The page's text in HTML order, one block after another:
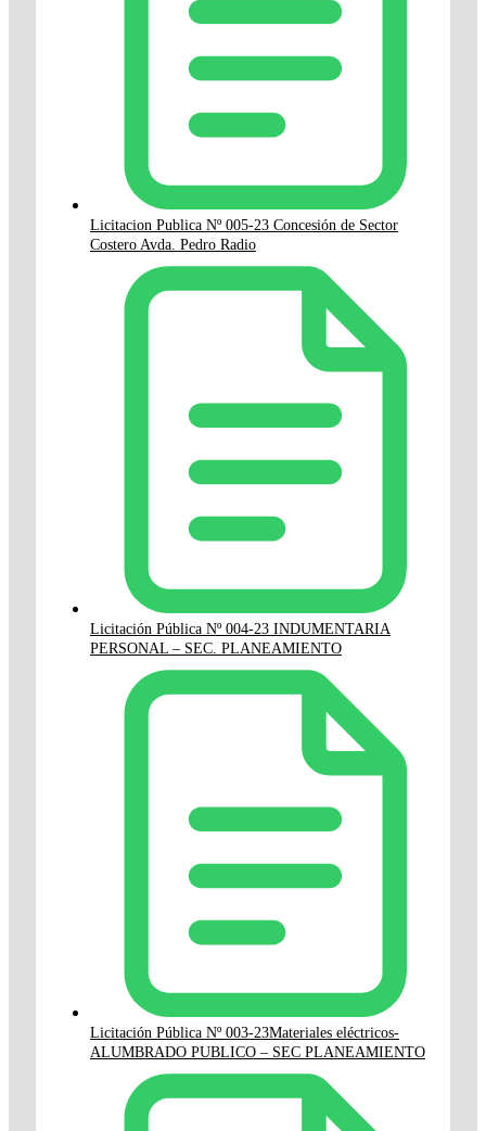
Licitacion Publica Nº 005-23 Concesión de Sector
Costero Avda. Pedro Radio
Licitación Pública Nº 004-23 INDUMENTARIA
PERSONAL – SEC. PLANEAMIENTO
Licitación Pública Nº 003-23Materiales eléctricos-
ALUMBRADO PUBLICO – SEC PLANEAMIENTO